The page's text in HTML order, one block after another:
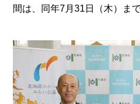
間は、同年7月31日（木）まで